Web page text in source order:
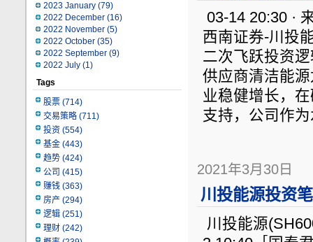
2023 January (79)
2022 December (16)
2022 November (5)
2022 October (35)
2022 September (9)
2022 July (1)
Tags
股票 (714)
交易策略 (711)
投资 (554)
基金 (443)
趋势 (424)
公司 (415)
赚钱 (363)
房产 (294)
逻辑 (251)
理财 (242)
03-14 20:30 ·
西南证券-川投
二次飞跃投资
供应商清洁能
业稳健增长，
支持，公司作
2021年3月30日
川投能源投资
川投能源